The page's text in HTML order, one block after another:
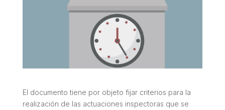
El documento tiene por objeto fijar criterios para la
realización de las actuaciones inspectoras que se